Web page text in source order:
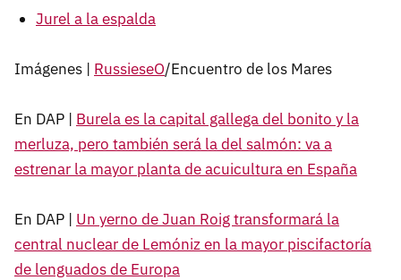
Jurel a la espalda
Imágenes | RussieseO/Encuentro de los Mares
En DAP | Burela es la capital gallega del bonito y la
merluza, pero también será la del salmón: va a
estrenar la mayor planta de acuicultura en España
En DAP | Un yerno de Juan Roig transformará la
central nuclear de Lemóniz en la mayor piscifactoría
de lenguados de Europa